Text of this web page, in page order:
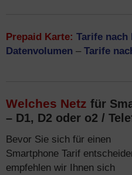
Prepaid Karte: Tarife nach
Datenvolumen – Tarife
Welches Netz für
– D1, D2 oder o2 /
Bevor Sie sich für einen
Smartphone Tarif
empfehlen wir Ihnen sich